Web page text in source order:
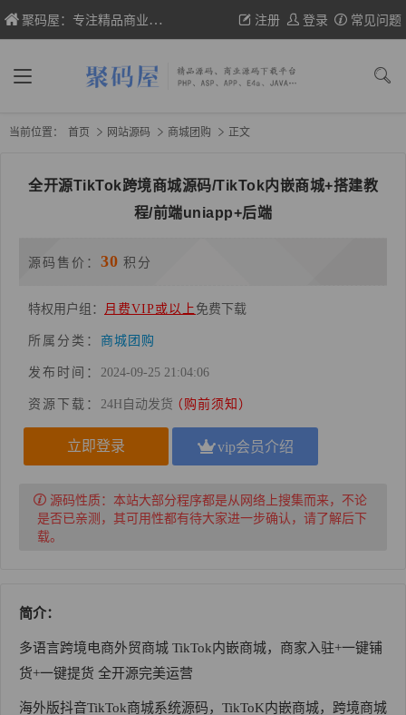
聚码屋：专注精品商业网站源码、织梦/帝国cms模板、wp主题的分享 注册 登录 常见问题
当前位置： 首页 网站源码 商城团购 正文
全开源TikTok跨境商城源码/TikTok内嵌商城+搭建教
程/前端uniapp+后端
源码售价： 30 积分
特权用户组： 月费VIP或以上 免费下载
所属分类： 商城团购
发布时间： 2024-09-25 21:04:06
资源下载： 24H自动发货（购前须知）
立即登录 vip会员介绍
源码性质： 本站大部分程序都是从网络上搜集而来，不论
是否已亲测，其可用性都有待大家进一步确认，请了解后下
载。
简介：
多语言跨境电商外贸商城 TikTok内嵌商城，商家入驻+一键铺
货+一键提货 全开源完美运营
海外版抖音TikTok商城系统源码，TikToK内嵌商城，跨境商城